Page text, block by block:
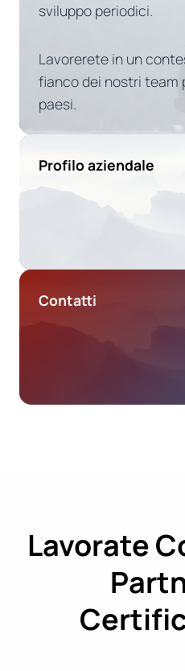
sviluppo periodici.
Lavorerete in un
fianco dei nostri team
paesi.
Profilo aziendale
Contatti
Lavorate